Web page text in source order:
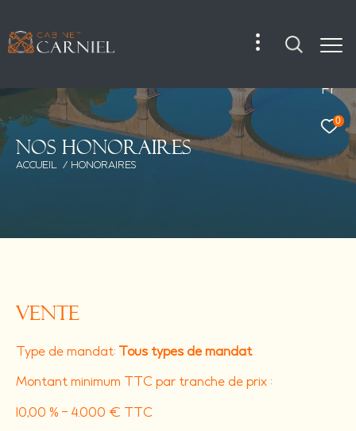
Fr
0
Nos honoraires
ACCUEIL HONORAIRES
Vente
Type de mandat: Tous types de mandat
Montant minimum TTC par tranche de prix :
10,00 % - 4.000 € TTC